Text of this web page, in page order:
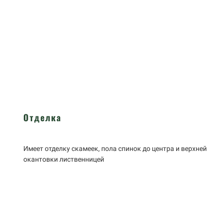
Отделка
Имеет отделку скамеек, пола спинок до центра и верхней
окантовки лиственницей